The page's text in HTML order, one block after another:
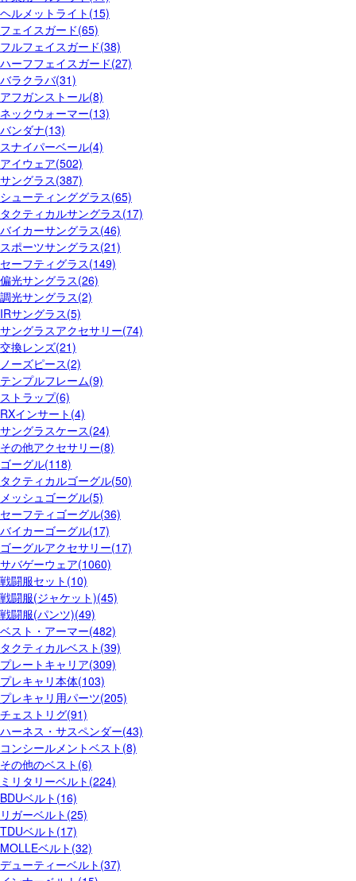
ヘルメットライト(15)
フェイスガード(65)
フルフェイスガード(38)
ハーフフェイスガード(27)
バラクラバ(31)
アフガンストール(8)
ネックウォーマー(13)
バンダナ(13)
スナイパーベール(4)
アイウェア(502)
サングラス(387)
シューティンググラス(65)
タクティカルサングラス(17)
バイカーサングラス(46)
スポーツサングラス(21)
セーフティグラス(149)
偏光サングラス(26)
調光サングラス(2)
IRサングラス(5)
サングラスアクセサリー(74)
交換レンズ(21)
ノーズピース(2)
テンプルフレーム(9)
ストラップ(6)
RXインサート(4)
サングラスケース(24)
その他アクセサリー(8)
ゴーグル(118)
タクティカルゴーグル(50)
メッシュゴーグル(5)
セーフティゴーグル(36)
バイカーゴーグル(17)
ゴーグルアクセサリー(17)
サバゲーウェア(1060)
戦闘服セット(10)
戦闘服(ジャケット)(45)
戦闘服(パンツ)(49)
ベスト・アーマー(482)
タクティカルベスト(39)
プレートキャリア(309)
プレキャリ本体(103)
プレキャリ用パーツ(205)
チェストリグ(91)
ハーネス・サスペンダー(43)
コンシールメントベスト(8)
その他のベスト(6)
ミリタリーベルト(224)
BDUベルト(16)
リガーベルト(25)
TDUベルト(17)
MOLLEベルト(32)
デューティーベルト(37)